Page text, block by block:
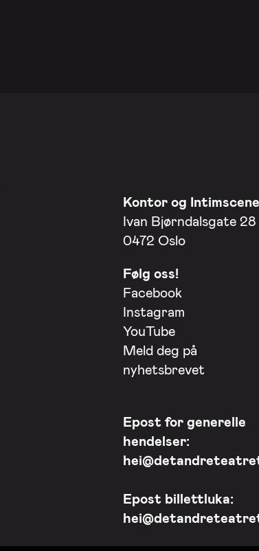
Kontor og
Ivan Bjørndalsgate 28
0472 Oslo
Følg oss!
Facebook
Instagram
YouTube
Meld deg på
nyhetsbrevet
Epost for generelle
hendelser:
Epost billettluka: